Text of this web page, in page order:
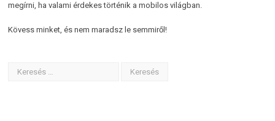
megírni, ha valami érdekes történik a mobilos világban.
Kövess minket, és nem maradsz le semmiről!